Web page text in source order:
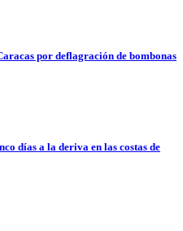
por deflagración de bombonas
días a la deriva en las costas de